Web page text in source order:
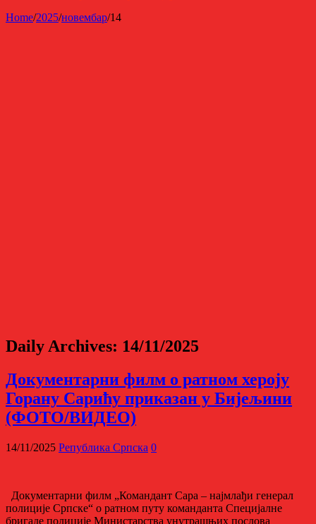
Home/2025/новембар/14
Daily Archives: 14/11/2025
Документарни филм о ратном хероју
Горану Сарићу приказан у Бијељини
(ФОТО/ВИДЕО)
14/11/2025 Република Српска 0
Документарни филм „Командант Сара – најмлађи генерал
полиције Српске“ о ратном путу команданта Специјалне
бригаде полиције Министарства унутрашњих послова